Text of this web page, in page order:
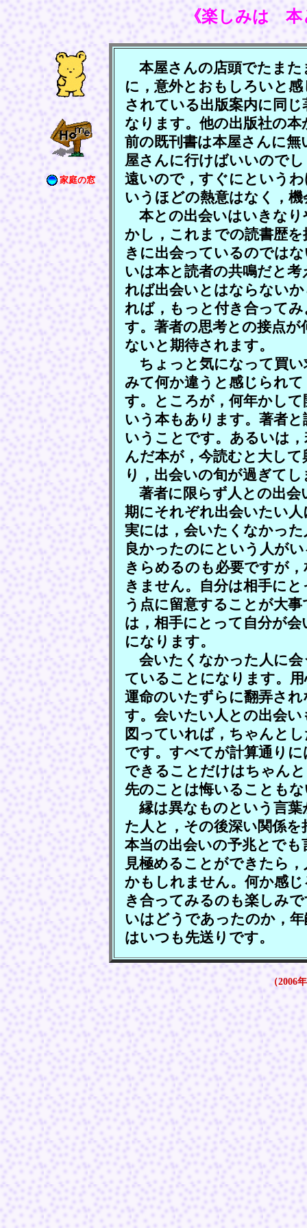
《楽しみは 本
家庭の窓
本屋さんの店頭でたまた
に，意外とおもしろいと
されている出版案内に同
なります。他の出版社の
前の既刊書は本屋さんに
屋さんに行けばいいので
遠いので，すぐにという
いうほどの熱意はなく，
本との出会いはいきなり
かし，これまでの読書歴
きに出会っているのでは
いは本と読者の共鳴だと
れば出会いとはならない
れば，もっと付き合って
す。著者の思考との接点
ないと期待されます。
ちょっと気になって買い
みて何か違うと感じられ
す。ところが，何年かし
いう本もあります。著者
いうことです。あるいは
んだ本が，今読むと大し
り，出会いの旬が過ぎて
著者に限らず人との出会
期にそれぞれ出会いたい
実には，会いたくなかっ
良かったのにという人が
きらめるのも必要ですが
きません。自分は相手に
う点に留意することが大
は，相手にとって自分が
になります。
会いたくなかった人に会
ていることになります。
運命のいたずらに翻弄さ
す。会いたい人との出会
図っていれば，ちゃんと
です。すべてが計算通り
できることだけはちゃん
先のことは悔いることも
縁は異なものという言葉
た人と，その後深い関係
本当の出会いの予兆とで
見極めることができたら
かもしれません。何か感
き合ってみるのも楽しみ
いはどうであったのか，
はいつも先送りです。
（2006